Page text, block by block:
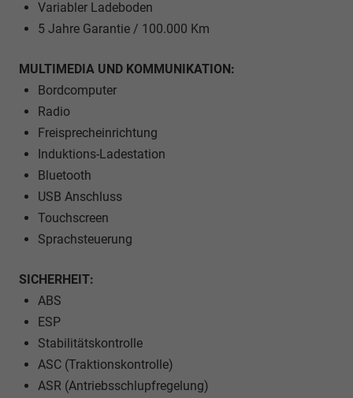
Variabler Ladeboden
5 Jahre Garantie / 100.000 Km
MULTIMEDIA UND KOMMUNIKATION:
Bordcomputer
Radio
Freisprecheinrichtung
Induktions-Ladestation
Bluetooth
USB Anschluss
Touchscreen
Sprachsteuerung
SICHERHEIT:
ABS
ESP
Stabilitätskontrolle
ASC (Traktionskontrolle)
ASR (Antriebsschlupfregelung)